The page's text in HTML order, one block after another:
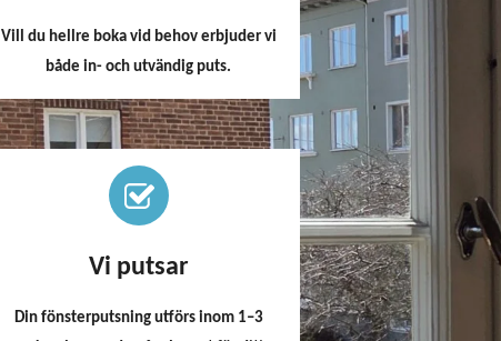
Vill du hellre boka vid behov erbjuder vi
både in- och utvändig puts.
Vi putsar
Din fönsterputsning utförs inom 1–3